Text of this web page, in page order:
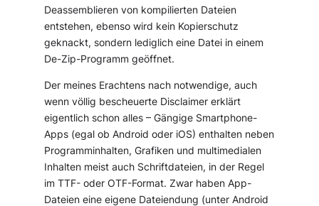
Deassemblieren von kompilierten Dateien
entstehen, ebenso wird kein Kopierschutz
geknackt, sondern lediglich eine Datei in einem
De-Zip-Programm geöffnet.
Der meines Erachtens nach notwendige, auch
wenn völlig bescheuerte Disclaimer erklärt
eigentlich schon alles – Gängige Smartphone-
Apps (egal ob Android oder iOS) enthalten neben
Programminhalten, Grafiken und multimedialen
Inhalten meist auch Schriftdateien, in der Regel
im TTF- oder OTF-Format. Zwar haben App-
Dateien eine eigene Dateiendung (unter Android